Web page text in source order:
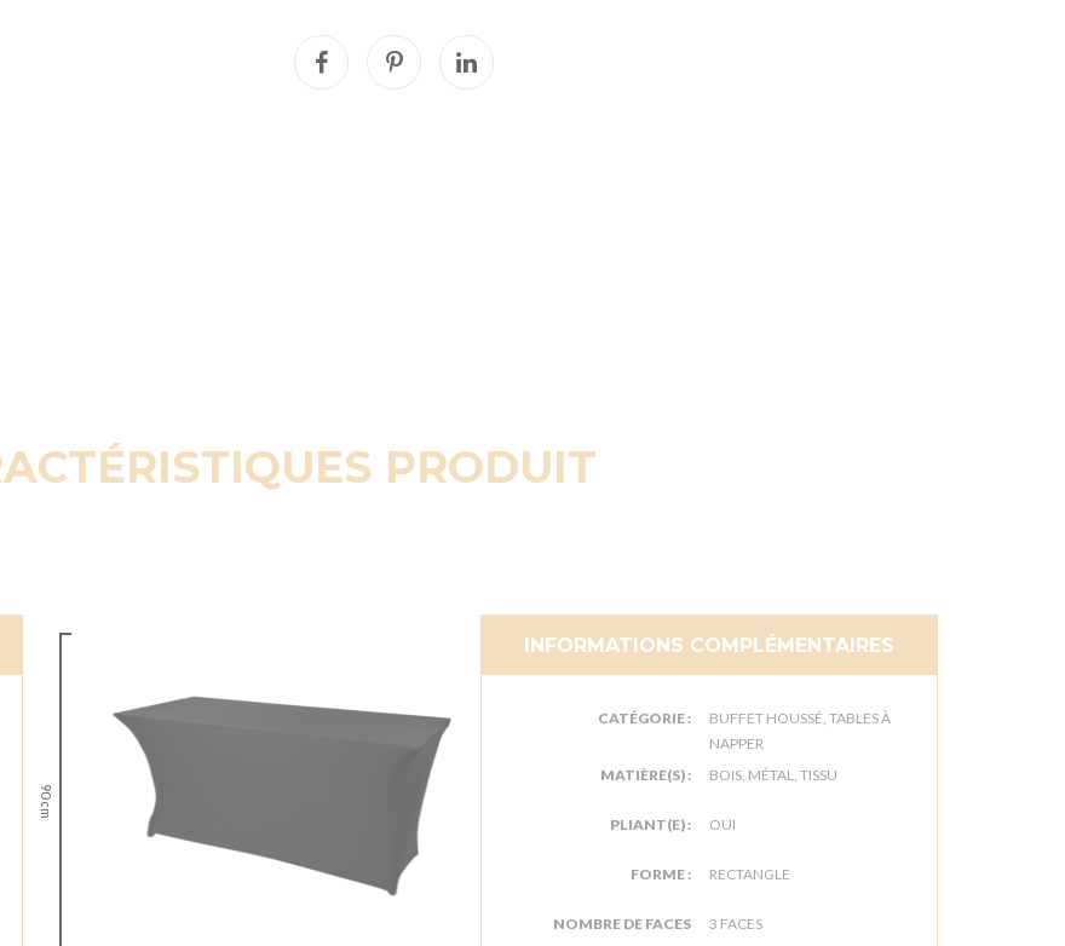
PRODUIT
90 cm
INFORMATIONS COMPLÉMENTAIRES
CATÉGORIE :
BUFFET HOUSSÉ, TABLES À
NAPPER
MATIÈRE(S) :
BOIS, MÉTAL, TISSU
PLIANT(E) : OUI
FORME : RECTANGLE
NOMBRE DE FACES 3 FACES